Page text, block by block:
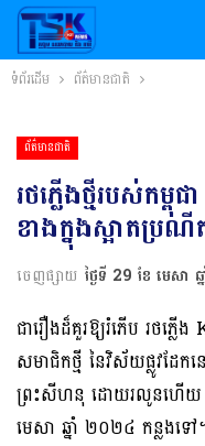
ទំព័រដើម ព័ត៌មានជាតិ
ព័ត៌មានជាតិ
រថភ្លើងថ្មីរបស់កម្
ខាងក្នុងស្អាតប្
ចេញផ្សាយ ថ្ងៃទី 29 ខែ មេសា
ជារឿងដ៏គួរឱ្យរំភើប រថភ្
សមាជិកថ្មី នៃវិស័យផ្លូវដែ
ព្រះសីហនុ ដោយរលូនហើយ
មេសា ឆ្នាំ ២០២៤ កន្លងទ